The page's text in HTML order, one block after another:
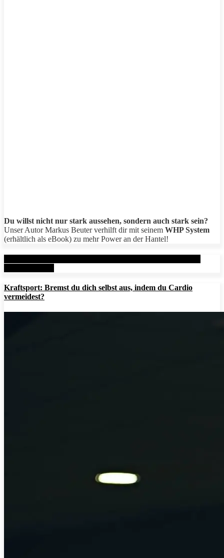
Du willst nicht nur stark aussehen, sondern auch stark sein?
Unser Autor Markus Beuter verhilft dir mit seinem WHP System
(erhältlich als eBook) zu mehr Power an der Hantel!
Kraftsport: Bremst du dich selbst aus, indem du Cardio
vermeidest?